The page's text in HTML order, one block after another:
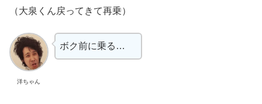
（大泉くん戻ってきて再乗）
洋ちゃん
ボク前に乗る…